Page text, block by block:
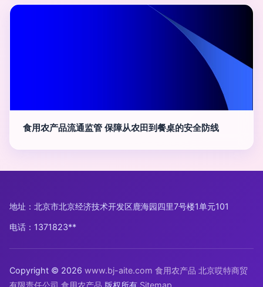
食用农产品流通监管 保障从农田到餐桌的安全防线
地址：北京市北京经济技术开发区鹿海园四里7号楼1单元101
电话：1371823**
Copyright © 2026 www.bj-aite.com 食用农产品 北京哎特商贸
有限责任公司 食用农产品 版权所有 Sitemap